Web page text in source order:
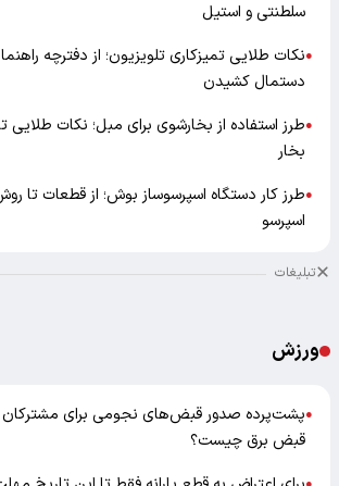
سلطنتی و استیل
●نکات طلایی تمیزکاری تلویزیون؛ از دفترچه
دستمال کشیدن
●طرز استفاده از بخارشوی برای مبل؛ نکات طلایی
بخار
●طرز کار دستگاه اسپرسوساز بوش؛ از قطعات تا
اسپرسو
تبلیغات
ورزش
●پشت‌پرده صدور قبض‌های نجومی برای
قبض برق چیست؟